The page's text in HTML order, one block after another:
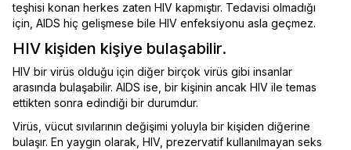
teşhisi konan herkes zaten HIV kapmıştır. Tedavisi olmadığı
için, AIDS hiç gelişmese bile HIV enfeksiyonu asla geçmez.
HIV kişiden kişiye bulaşabilir.
HIV bir virüs olduğu için diğer birçok virüs gibi insanlar
arasında bulaşabilir. AIDS ise, bir kişinin ancak HIV ile temas
ettikten sonra edindiği bir durumdur.
Virüs, vücut sıvılarının değişimi yoluyla bir kişiden diğerine
bulaşır. En yaygın olarak, HIV, prezervatif kullanılmayan seks